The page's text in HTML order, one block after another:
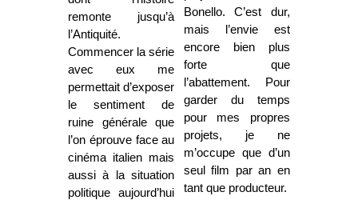
remonte jusqu’à
l’Antiquité.
Commencer la série
avec eux me
permettait d’exposer
le sentiment de
ruine générale que
l’on éprouve face au
cinéma italien mais
aussi à la situation
politique aujourd’hui
Bonello. C’est dur,
mais l’envie est
encore bien plus
forte que
l’abattement. Pour
garder du temps
pour mes propres
projets, je ne
m’occupe que d’un
seul film par an en
tant que producteur.